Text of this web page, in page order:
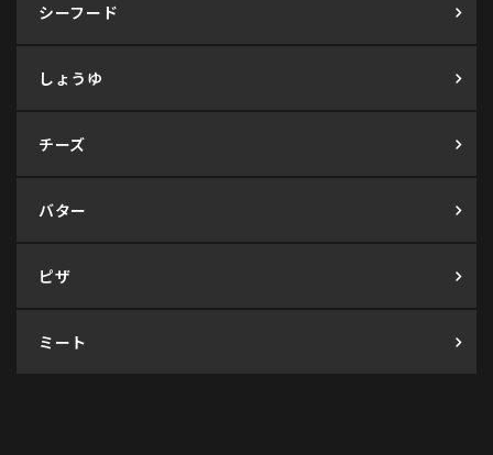
シーフード
しょうゆ
チーズ
バター
ピザ
ミート